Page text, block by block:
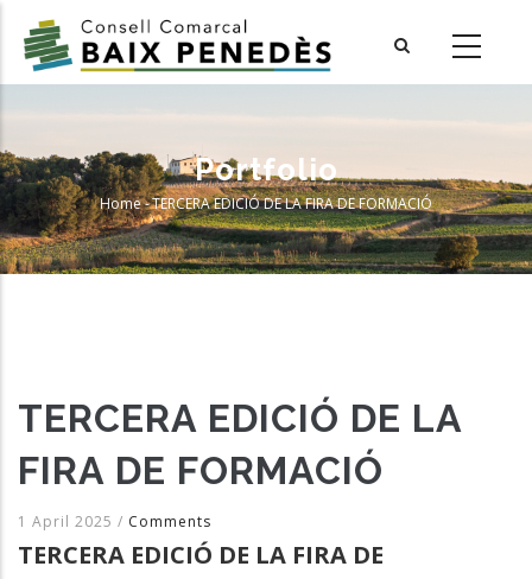
main
Portfolio
Breadcrumb
Home-TERCERA EDICIÓ DE LA FIRA DE FORMACIÓ
TERCERA EDICIÓ DE LA
FIRA DE FORMACIÓ
1 April 2025 / Comments
TERCERA EDICIÓ DE LA FIRA DE